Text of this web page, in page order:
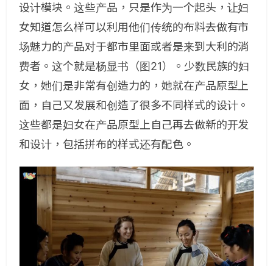
设计模块。这些产品，只是作为一个起头，让妇
女知道怎么样可以利用他们传统的布料去做有市
场魅力的产品对于都市里面或者是来到大利的消
费者。这个就是杨显书（图21）。少数民族的妇
女，她们是非常有创造力的，她就在产品原型上
面，自己又发展和创造了很多不同样式的设计。
这些都是妇女在产品原型上自己再去做新的开发
和设计，包括拼布的样式还有配色。